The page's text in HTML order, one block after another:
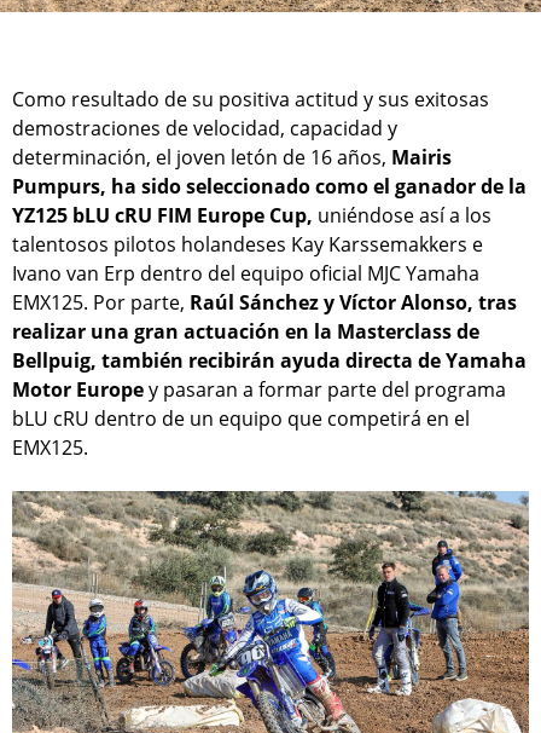
Como resultado de su positiva actitud y sus exitosas
demostraciones de velocidad, capacidad y
determinación, el joven letón de 16 años, Mairis
Pumpurs, ha sido seleccionado como el ganador de la
YZ125 bLU cRU FIM Europe Cup, uniéndose así a los
talentosos pilotos holandeses Kay Karssemakkers e
Ivano van Erp dentro del equipo oficial MJC Yamaha
EMX125. Por parte, Raúl Sánchez y Víctor Alonso, tras
realizar una gran actuación en la Masterclass de
Bellpuig, también recibirán ayuda directa de Yamaha
Motor Europey pasaran a formar parte del programa
bLU cRU dentro de un equipo que competirá en el
EMX125.